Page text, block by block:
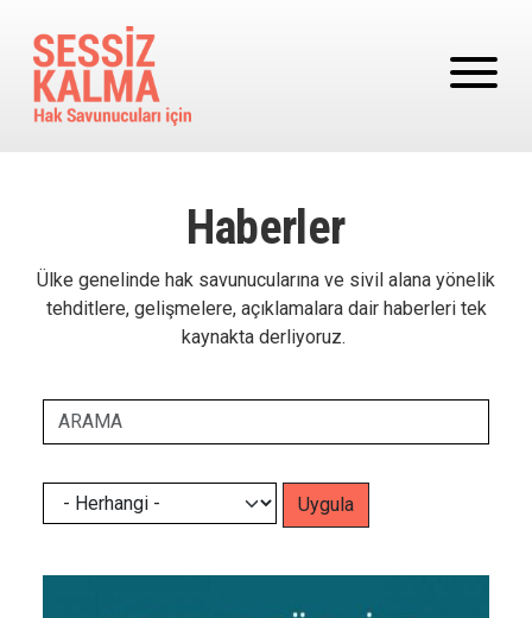
Haberler
Ülke genelinde hak savunucularına ve sivil alana yönelik
tehditlere, gelişmelere, açıklamalara dair haberleri tek
kaynakta derliyoruz.